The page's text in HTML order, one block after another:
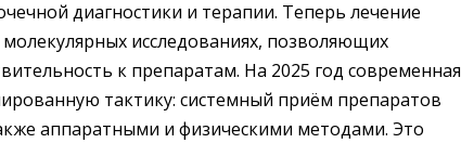
диагностики и терапии. Теперь лечение
исследованиях, позволяющих
к препаратам. На 2025 год современная
тактику: системный приём препаратов
аппаратными и физическими методами. Это